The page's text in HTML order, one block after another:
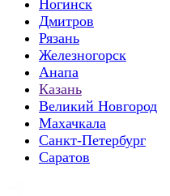
Ногинск
Дмитров
Рязань
Железногорск
Анапа
Казань
Великий Новгород
Махачкала
Санкт-Петербург
Саратов